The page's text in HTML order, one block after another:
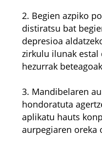
2. Begien azpiko
distiratsu bat
depresioa
zirkulu ilunak estal
hezurrak
3. Mandibelaren
hondoratuta
aplikatu hauts
aurpegiaren oreka